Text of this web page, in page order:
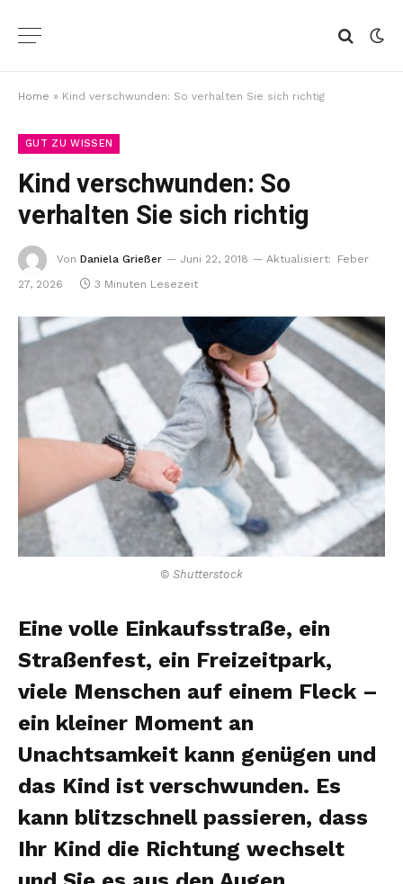
Home » Kind verschwunden: So verhalten Sie sich richtig
GUT ZU WISSEN
Kind verschwunden: So
verhalten Sie sich richtig
Von Daniela Grießer Juni 22, 2018 Aktualisiert:
Feber
27, 2026
3 Minuten Lesezeit
© Shutterstock
Eine volle Einkaufsstraße, ein
Straßenfest, ein Freizeitpark,
viele Menschen auf einem Fleck –
ein kleiner Moment an
Unachtsamkeit kann genügen und
das Kind ist verschwunden. Es
kann blitzschnell passieren, dass
Ihr Kind die Richtung wechselt